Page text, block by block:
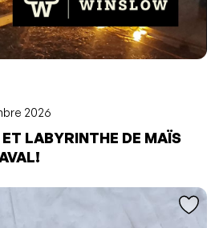
2026
LABYRINTHE DE MAÏS
à vos favoris
favoris